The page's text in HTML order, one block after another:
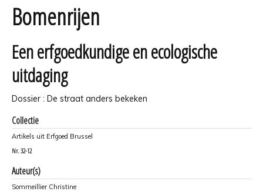
Bomenrijen
Een erfgoedkundige en ecologische
uitdaging
Dossier : De straat anders bekeken
Collectie
Artikels uit Erfgoed Brussel
Nr. 32-12
Auteur(s)
Sommeillier Christine